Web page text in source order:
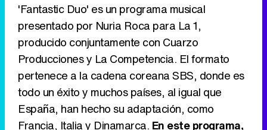
'Fantastic Duo' es un programa musical
presentado por Nuria Roca para La 1,
producido conjuntamente con Cuarzo
Producciones y La Competencia. El formato
pertenece a la cadena coreana SBS, donde es
todo un éxito y muchos países, al igual que
España, han hecho su adaptación, como
Francia, Italia y Dinamarca. En este programa,